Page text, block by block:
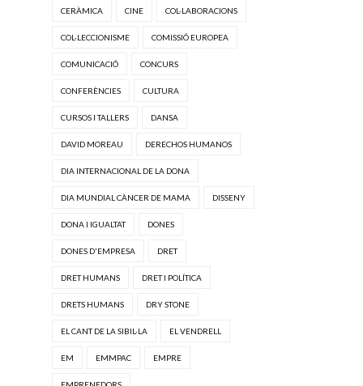
CERÀMICA CINE COL·LABORACIONS
COL·LECCIONISME COMISSIÓ EUROPEA
COMUNICACIÓ CONCURS
CONFERÈNCIES CULTURA
CURSOS I TALLERS DANSA
DAVID MOREAU DERECHOS HUMANOS
DIA INTERNACIONAL DE LA DONA
DIA MUNDIAL CÀNCER DE MAMA DISSENY
DONA I IGUALTAT DONES
DONES D'EMPRESA DRET
DRET HUMANS DRET I POLÍTICA
DRETS HUMANS DRY STONE
EL CANT DE LA SIBIL·LA EL VENDRELL
EM EMMPAC EMPRE